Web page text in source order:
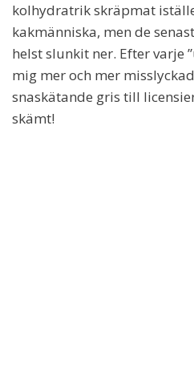
kolhydratrik skräpmat
kakmänniska, men de
helst slunkit ner. Efter varje
mig mer och mer
snaskätande gris till
skämt!